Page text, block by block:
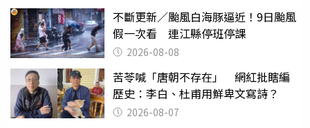
不斷更新／颱風白海豚逼近！9日颱風
假一次看 連江縣停班停課
2026-08-08
苦苓喊「唐朝不存在」 網紅批瞎編
歷史：李白、杜甫用鮮卑文寫詩？
2026-08-07